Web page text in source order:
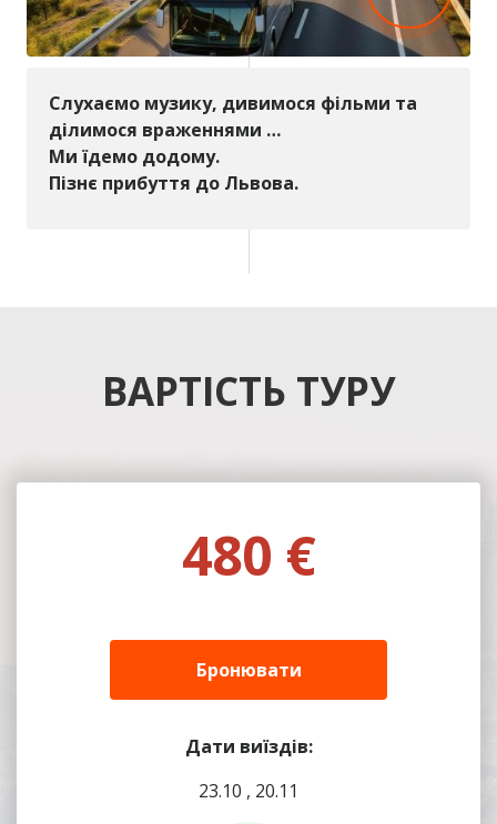
Слухаємо музику, дивимося фільми та
ділимося враженнями …
Ми їдемо додому.
Пізнє прибуття до Львова.
ВАРТІСТЬ ТУРУ
480 €
Бронювати
Дати виїздів:
23.10 , 20.11